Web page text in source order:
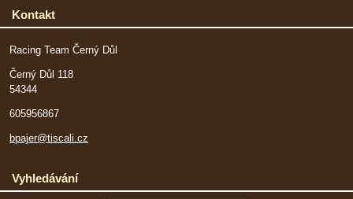
Kontakt
Racing Team Černý Důl
Černý Důl 118
54344
605956867
bpajer@tiscali.cz
Vyhledávání